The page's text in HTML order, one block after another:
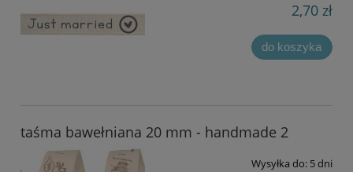
2,70 zł
do koszyka
taśma bawełniana 20 mm - handmade 2
Wysyłka do: 5 dni